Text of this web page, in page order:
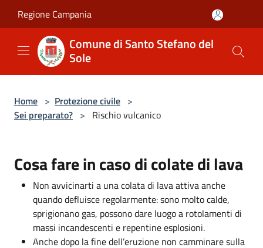
Regione Campania
Comune di Santo Stefano del
Sole
Home > Protezione civile >
Sei preparato? > Rischio vulcanico
Cosa fare in caso di colate di lava
Non avvicinarti a una colata di lava attiva anche
quando defluisce regolarmente: sono molto calde,
sprigionano gas, possono dare luogo a rotolamenti di
massi incandescenti e repentine esplosioni.
Anche dopo la fine dell’eruzione non camminare sulla